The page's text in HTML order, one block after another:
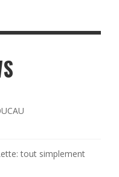
tout simplement